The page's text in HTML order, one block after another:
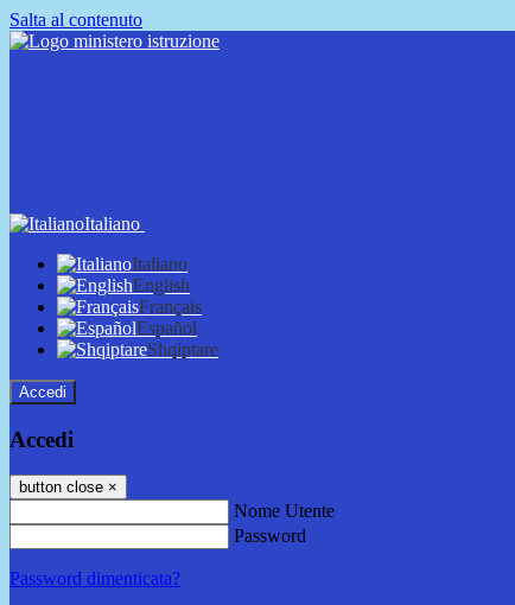
Salta al contenuto
Italiano
Italiano
English
Français
Español
Shqiptare
Accedi
Accedi
button close ×
Nome Utente
Password
Password dimenticata?